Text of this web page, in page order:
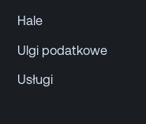
Hale
Ulgi podatkowe
Usługi